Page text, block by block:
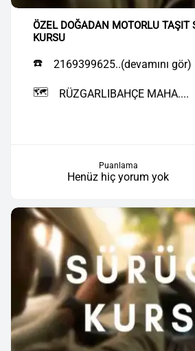
ÖZEL DOĞADAN MOTORLU TAŞIT
KURSU
☎️ 2169399625..(devamını gör)
🗺️ RÜZGARLIBAHÇE MAHA....
Puanlama
Henüz hiç yorum yok